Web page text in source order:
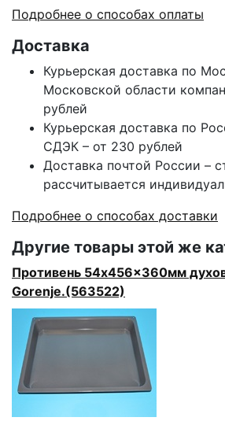
Подробнее о способах оплаты
Доставка
Курьерская доставка по
Московской области
рублей
Курьерская доставка по
СДЭК – от 230 рублей
Доставка почтой России –
рассчитывается
Подробнее о способах доставки
Другие товары этой же
Противень 54x456x360мм
Gorenje.(563522)